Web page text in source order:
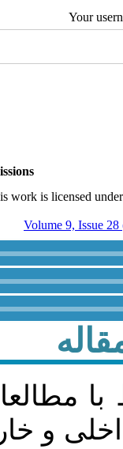
Your
work is licensed
Volume 9, Issue 28
با
و